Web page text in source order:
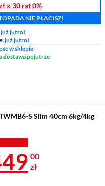
x 30 rat0%
NIE PŁACISZ!
już jutro!
już jutro!
w sklepie
dostawa pojutrze
S Slim 40cm 6kg/4kg
1 449 zł
00
zł